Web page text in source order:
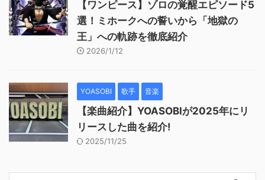
【ワンピース】ゾロの覚醒エピソード5
選！ミホークへの誓いから「地獄の
王」への軌跡を徹底紹介
2026/1/12
YOASOBI 歌手 音楽
【楽曲紹介】YOASOBIが2025年にリ
リースした曲を紹介!
2025/11/25